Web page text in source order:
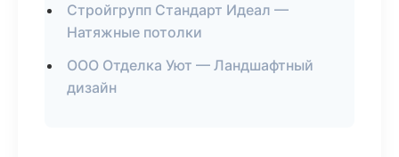
Стройгрупп Стандарт Идеал —
Натяжные потолки
ООО Отделка Уют — Ландшафтный
дизайн